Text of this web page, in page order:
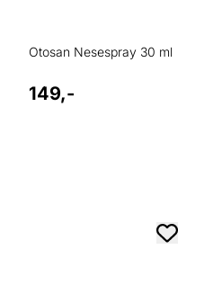
Otosan Nesespray 30 ml
149,-